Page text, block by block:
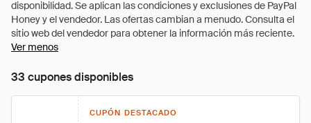
Ver menos
33 cupones disponibles
CUPÓN DESTACADO